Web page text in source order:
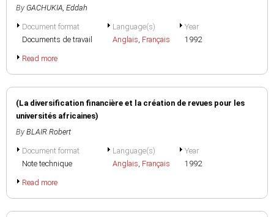
By GACHUKIA, Eddah
Document format
Documents de travail
Language(s)
Anglais, Français
Year
1992
Read more
(La diversification financière et la création de revues pour les
universités africaines)
By BLAIR Robert
Document format
Note technique
Language(s)
Anglais, Français
Year
1992
Read more